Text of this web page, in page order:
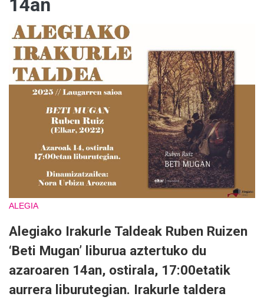
14an
ALEGIA
Alegiako Irakurle Taldeak Ruben Ruizen
‘Beti Mugan’ liburua aztertuko du
azaroaren 14an, ostirala, 17:00etatik
aurrera liburutegian. Irakurle taldera